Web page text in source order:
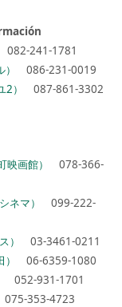
082-241-1781
086-231-0019
） 087-861-3302
画館）
078-366-
ネマ）
099-222-
）
03-3461-0211
06-6359-1080
052-931-1701
075-353-4723